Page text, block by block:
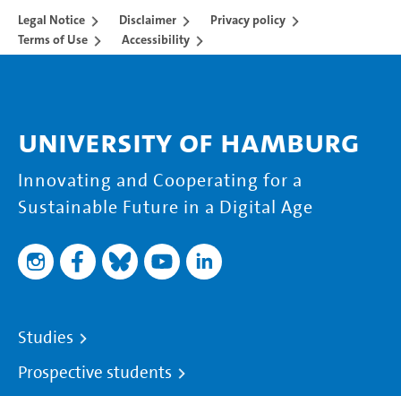
Legal Notice Disclaimer
Privacy policy
Terms of Use
Accessibility
University of Hamburg
Innovating and Cooperating for a
Sustainable Future in a Digital Age
Studies
Prospective students